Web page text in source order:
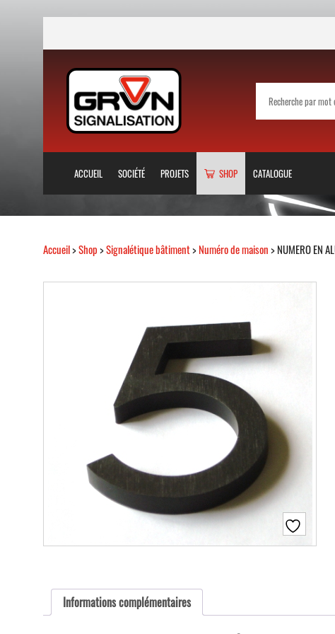
ACCUEIL SOCIÉTÉ PROJETS SHOP CATALOGUE
Accueil>Shop>Signalétique bâtiment>Numéro de maison> NUMERO EN
Informations complémentaires